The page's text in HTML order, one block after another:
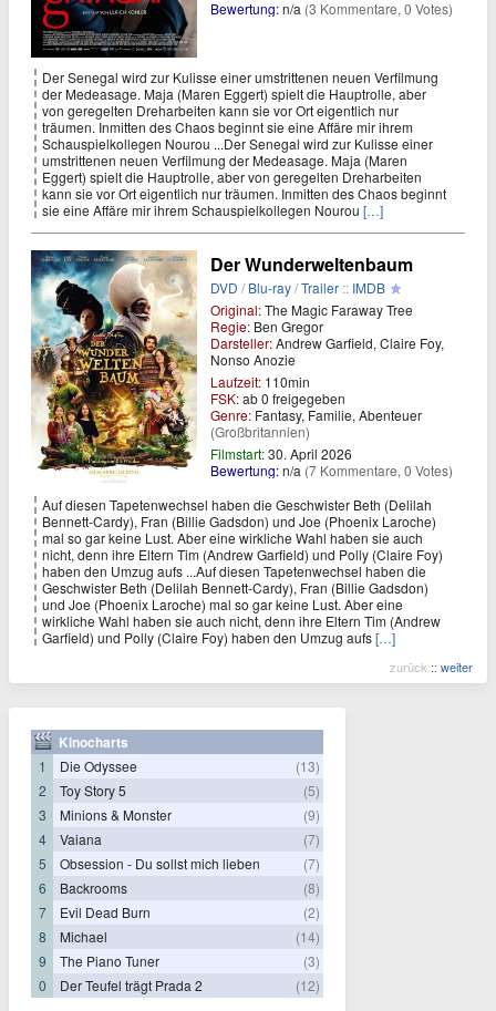
Bewertung:n/a (3 Kommentare, 0 Votes)
Der Senegal wird zur Kulisse einer umstrittenen neuen Verfilmung
der Medeasage. Maja (Maren Eggert) spielt die Hauptrolle, aber
von geregelten Dreharbeiten kann sie vor Ort eigentlich nur
träumen. Inmitten des Chaos beginnt sie eine Affäre mir ihrem
Schauspielkollegen Nourou ...Der Senegal wird zur Kulisse einer
umstrittenen neuen Verfilmung der Medeasage. Maja (Maren
Eggert) spielt die Hauptrolle, aber von geregelten Dreharbeiten
kann sie vor Ort eigentlich nur träumen. Inmitten des Chaos beginnt
sie eine Affäre mir ihrem Schauspielkollegen Nourou […]
Der Wunderweltenbaum
DVD /Blu-ray/Trailer :: IMDB
Original:The Magic Faraway Tree
Regie: Ben Gregor
Darsteller:Andrew Garfield, Claire Foy,
Nonso Anozie
Laufzeit: 110min
FSK:ab 0 freigegeben
Genre: Fantasy, Familie, Abenteuer
(Großbritannien)
Filmstart:30. April 2026
Bewertung:n/a (7 Kommentare, 0 Votes)
Auf diesen Tapetenwechsel haben die Geschwister Beth (Delilah
Bennett-Cardy), Fran (Billie Gadsdon) und Joe (Phoenix Laroche)
mal so gar keine Lust. Aber eine wirkliche Wahl haben sie auch
nicht, denn ihre Eltern Tim (Andrew Garfield) und Polly (Claire Foy)
haben den Umzug aufs ...Auf diesen Tapetenwechsel haben die
Geschwister Beth (Delilah Bennett-Cardy), Fran (Billie Gadsdon)
und Joe (Phoenix Laroche) mal so gar keine Lust. Aber eine
wirkliche Wahl haben sie auch nicht, denn ihre Eltern Tim (Andrew
Garfield) und Polly (Claire Foy) haben den Umzug aufs[…]
zurück :: weiter
Kinocharts
1 Die Odyssee
(13)
2
Toy Story 5
(5)
3
Minions & Monster
(9)
4
Vaiana
(7)
5
Obsession - Du sollst mich lieben
(7)
6
Backrooms
(8)
7
Evil Dead Burn
(2)
8
Michael
(14)
9
The Piano Tuner
(3)
0
Der Teufel trägt Prada 2 (12)